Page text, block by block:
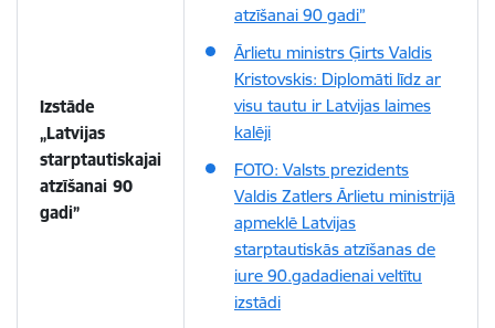
Izstāde
„Latvijas
starptautiskajai
atzīšanai 90
gadi”
atzīšanai 90 gadi”
Ārlietu ministrs Ģirts Valdis
Kristovskis: Diplomāti līdz ar
visu tautu ir Latvijas laimes
kalēji
FOTO: Valsts prezidents
Valdis Zatlers Ārlietu ministrijā
apmeklē Latvijas
starptautiskās atzīšanas de
iure 90.gadadienai veltītu
izstādi